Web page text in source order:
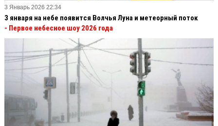
3 Январь 2026 22:34
3 января на небе появится Волчья Луна и метеорный поток
- Первое небесное шоу 2026 года